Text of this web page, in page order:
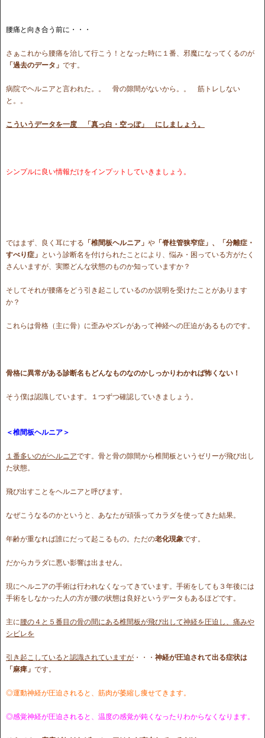
腰痛と向き合う前に・・・
さぁこれから腰痛を治して行こう！となった時に１番、邪魔になってくるのが
「過去のデータ」 です。
病院でヘルニアと言われた。。 骨の隙間がないから。。 筋トレしない
と。。
こういうデータを一度 「真っ白・空っぽ」 にしましょう。
シンプルに良い情報だけをインプットしていきましょう。
ではまず、良く耳にする 「椎間板ヘルニア」 や 「脊柱管狭窄症」、「分離症・
すべり症」 という診断名を付けられたことにより、悩み・困っている方がたく
さんいますが、実際どんな状態のものか知っていますか？
そしてそれが腰痛をどう引き起こしているのか説明を受けたことがあります
か？
これらは骨格（主に骨）に歪みやズレがあって神経への圧迫があるものです。
骨格に異常がある診断名もどんなものなのかしっかりわかれば怖くない！
そう僕は認識しています。１つずつ確認していきましょう。
＜椎間板ヘルニア＞
１番多いのがヘルニアです。骨と骨の隙間から椎間板というゼリーが飛び出し
た状態。
飛び出すことをヘルニアと呼びます。
なぜこうなるのかというと、あなたが頑張ってカラダを使ってきた結果。
年齢が重なれば誰にだって起こるもの。ただの老化現象です。
だからカラダに悪い影響は出ません。
現にヘルニアの手術は行われなくなってきています。手術をしても３年後には
手術をしなかった人の方が腰の状態は良好というデータもあるほどです。
主に腰の４と５番目の骨の間にある椎間板が飛び出して神経を圧迫し、痛みや
シビレを
引き起こしていると認識されていますが ・・・ 神経が圧迫されて出る症状は
「麻痺」 です。
◎運動神経が圧迫されると、筋肉が萎縮し痩せてきます。
◎感覚神経が圧迫されると、温度の感覚が鈍くなったりわからなくなり ます。